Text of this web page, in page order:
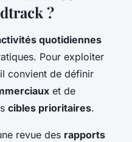
?
quotidiennes
Pour exploiter
convient de définir
et de
cibles prioritaires.
revue des rapports